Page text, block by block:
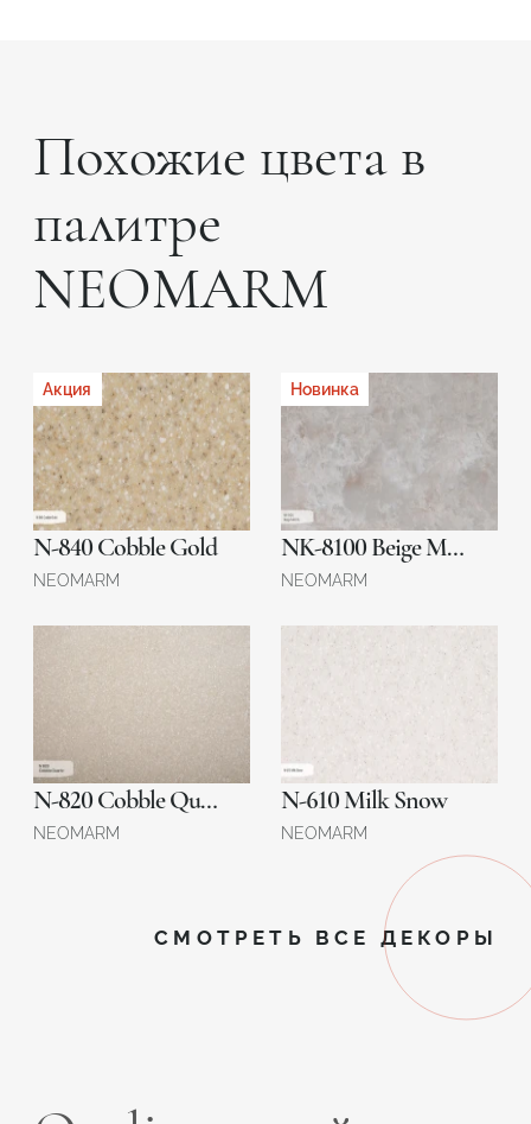
Похожие цвета в
палитре
NEOMARM
Акция
N-840 Cobble Gold
NEOMARM
Новинка
NK-8100 Beige Melody
NEOMARM
N-820 Cobble Quartz
NEOMARM
N-610 Milk Snow
NEOMARM
СМОТРЕТЬ ВСЕ ДЕКОРЫ